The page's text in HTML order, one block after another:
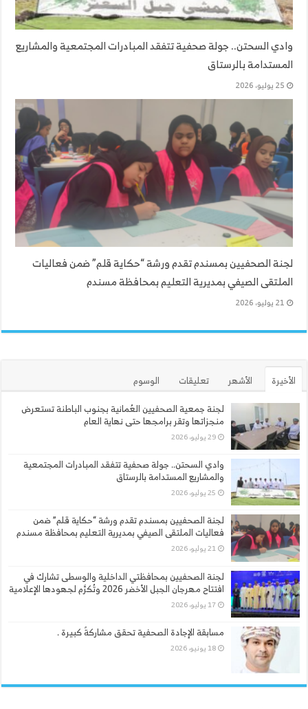
وادي السحتن.. جولة صحفية تتفقد المبادرات المجتمعية والمشاريع
المستدامة بالرستاق
25 يوليو، 2026
لجنة الصحفيين بمسندم تقدم ورشة “حكاية قلم” ضمن فعاليات
الملتقى الصيفي بمديرية التعليم بمحافظة مسندم
21 يوليو، 2026
الأخيرة الأشهر تعليقات
الوسوم
لجنة جمعية الصحفيين العُمانية بجنوب الباطنة تستعرض
منجزاتها وتقر برامجها حتى نهاية العام
29 يوليو، 2026
وادي السحتن.. جولة صحفية تتفقد المبادرات المجتمعية
والمشاريع المستدامة بالرستاق
25 يوليو، 2026
لجنة الصحفيين بمسندم تقدم ورشة “حكاية قلم” ضمن
فعاليات الملتقى الصيفي بمديرية التعليم بمحافظة مسندم
21 يوليو، 2026
لجنة الصحفيين بمحافظتي الداخلية والوسطى تشارك في
افتتاح مهرجان الجبل الأخضر 2026 وتُكرَّم لجهودها الإعلامية
17 يوليو، 2026
مسابقة الإجادة الصحفية تحقق مشاركةً كبيرة .
18 يونيو، 2026